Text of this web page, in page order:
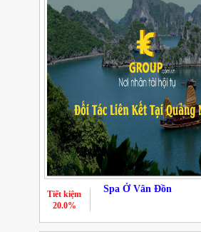
Spa Ở Vân Đồn
Tiết kiệm
20.0%